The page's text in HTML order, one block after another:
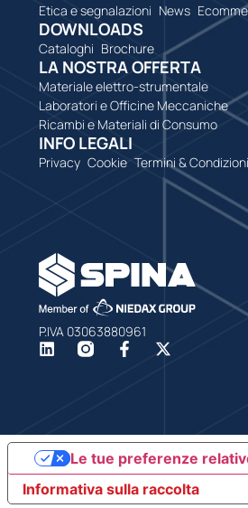
P.IVA 03063880961
Etica e segnalazioni News
DOWNLOADS
Cataloghi Brochure
LA NOSTRA OFFERTA
Materiale elettro-strumentale
Laboratori e Officine Meccaniche
Ricambi e Materiali di Consumo
INFO LEGALI
Privacy Cookie Termini & Condizioni
Informativa sulla raccolta
Le tue preferenze